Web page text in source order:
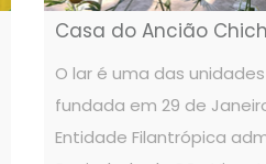
Casa do Ancião
O lar é uma das
fundada em 29 de
Entidade Filantrópica